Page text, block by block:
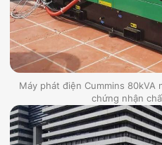
Máy phát điện Cummins 80kVA
chứng nhận